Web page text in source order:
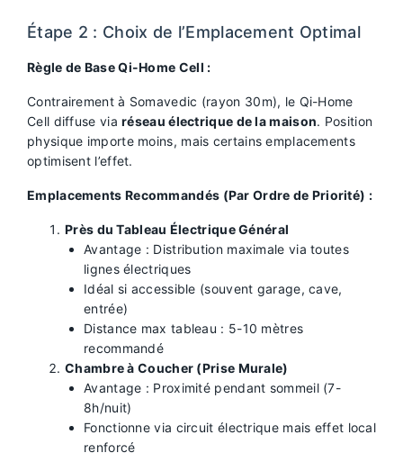
Étape 2 : Choix de l’Emplacement Optimal
Règle de Base Qi-Home Cell :
Contrairement à Somavedic (rayon 30m), le Qi-Home
Cell diffuse viaréseau électrique de la maison. Position
physique importe moins, mais certains emplacements
optimisent l’effet.
Emplacements Recommandés (Par Ordre de Priorité) :
Près du Tableau Électrique Général
Avantage : Distribution maximale via toutes
lignes électriques
Idéal si accessible (souvent garage, cave,
entrée)
Distance max tableau : 5-10 mètres
recommandé
Chambre à Coucher (Prise Murale)
Avantage : Proximité pendant sommeil (7-
8h/nuit)
Fonctionne via circuit électrique mais effet local
renforcé